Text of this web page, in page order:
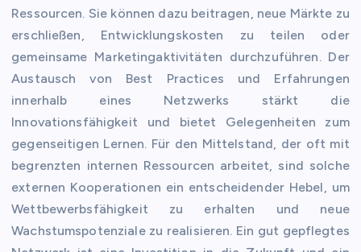
Ressourcen. Sie können dazu beitragen, neue Märkte zu
erschließen, Entwicklungskosten zu teilen oder
gemeinsame Marketingaktivitäten durchzuführen. Der
Austausch von Best Practices und Erfahrungen
innerhalb eines Netzwerks stärkt die
Innovationsfähigkeit und bietet Gelegenheiten zum
gegenseitigen Lernen. Für den Mittelstand, der oft mit
begrenzten internen Ressourcen arbeitet, sind solche
externen Kooperationen ein entscheidender Hebel, um
Wettbewerbsfähigkeit zu erhalten und neue
Wachstumspotenziale zu realisieren. Ein gut gepflegtes